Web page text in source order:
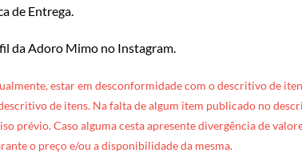
de Entrega.
da Adoro Mimo no Instagram.
estar em desconformidade com o descritivo de
de itens. Na falta de algum item publicado no
prévio. Caso alguma cesta apresente divergência de
o preço e/ou a disponibilidade da mesma.